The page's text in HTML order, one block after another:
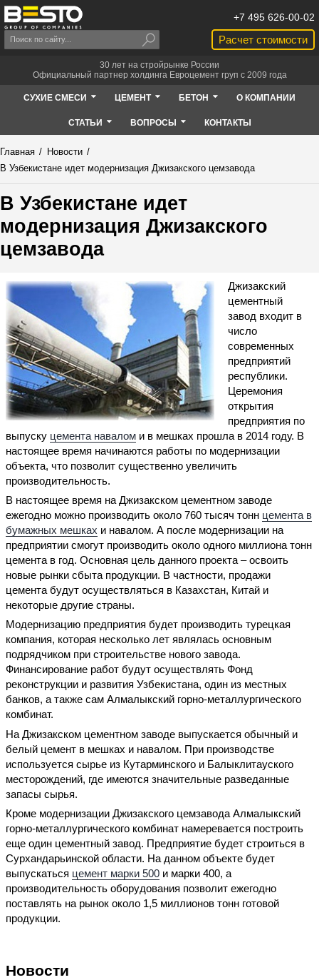
Расчет стоимости
+7 495 626-00-02
30 лет на стройрынке России
Официальный партнер холдинга Евроцемент груп с 2009 года
СУХИЕ СМЕСИ ЦЕМЕНТ БЕТОН О КОМПАНИИ
СТАТЬИ ВОПРОСЫ КОНТАКТЫ
Главная / Новости /
В Узбекистане идет модернизация Джизакского цемзавода
В Узбекистане идет
модернизация Джизакского
цемзавода
Джизакский
цементный
завод входит в
число
современных
предприятий
республики.
Церемония
открытия
предприятия по
выпуску цемента навалом и в мешках прошла в 2014 году. В
настоящее время начинаются работы по модернизации
объекта, что позволит существенно увеличить
производительность.
В настоящее время на Джизакском цементном заводе
ежегодно можно производить около 760 тысяч тонн цемента в
бумажных мешках и навалом. А после модернизации на
предприятии смогут производить около одного миллиона тонн
цемента в год. Основная цель данного проекта – освоить
новые рынки сбыта продукции. В частности, продажи
цемента будут осуществляться в Казахстан, Китай и
некоторые другие страны.
Модернизацию предприятия будет производить турецкая
компания, которая несколько лет являлась основным
подрядчиком при строительстве нового завода.
Финансирование работ будут осуществлять Фонд
реконструкции и развития Узбекистана, один из местных
банков, а также сам Алмалыкский горно-металлургического
комбинат.
На Джизакском цементном заводе выпускается обычный и
белый цемент в мешках и навалом. При производстве
используется сырье из Кутарминского и Балыклитауского
месторождений, где имеются значительные разведанные
запасы сырья.
Кроме модернизации Джизакского цемзавода Алмалыкский
горно-металлургического комбинат намеревается построить
еще один цементный завод. Предприятие будет строиться в
Сурхандарьинской области. На данном объекте будет
выпускаться цемент марки 500 и марки 400, а
производительность оборудования позволит ежегодно
поставлять на рынок около 1,5 миллионов тонн готовой
продукции.
Новости